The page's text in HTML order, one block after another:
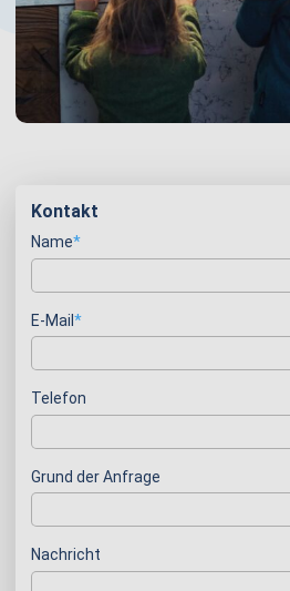
Kontakt
Pflichtfeld
Name*
Pflichtfeld
E-Mail *
Telefon
Grund der Anfrage
Nachricht